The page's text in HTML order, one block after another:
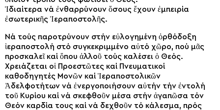
Ἰδιαίτερα νά ἐνθαρρύνουν ὅσους ἔχουν ἐμπειρία
ἐσωτερικῆς Ἱεραποστολῆς.
Νά τούς παροτρύνουν στήν εὐλογημένη ὀρθόδοξη
ἱεραποστολή στό συγκεκριμμένο αὐτό χῶρο, πού μᾶς
προσκαλεῖ καί ὅπου ἀλλοῦ τούς καλέσει ὁ Θεός.
Χρειάζεται οἱ Προεστῶτες καί Πνευματικοί
καθοδηγητές Μονῶν καί Ἱεραποστολικῶν
Ἀδελφοτήτων νά ἐνεργοποιήσουν αὐτήν τήν ἐντολή
τοῦ Κυρίου καί νά σκεφθοῦν μέσα στήν ἀγαπῶσα τόν
Θεόν καρδία τους καί νά δεχθοῦν τό κάλεσμα, πρός